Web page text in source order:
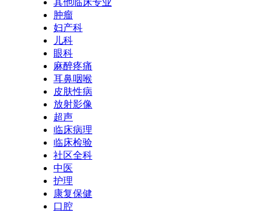
其他临床专业
肿瘤
妇产科
儿科
眼科
麻醉疼痛
耳鼻咽喉
皮肤性病
放射影像
超声
临床病理
临床检验
社区全科
中医
护理
康复保健
口腔